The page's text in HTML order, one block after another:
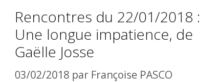
Rencontres du 22/01/2018 :
Une longue impatience, de
Gaëlle Josse
03/02/2018 par Françoise PASCO